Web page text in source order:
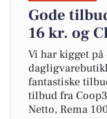
Gode
16 kr. og
Vi har kigget
fantastiske
tilbud fra
Netto, Rema